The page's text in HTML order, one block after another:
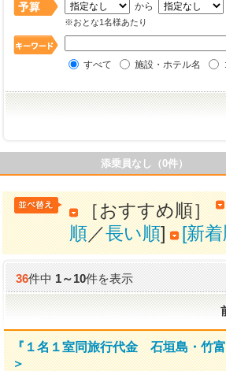
から
※おとな1名様あたり
すべて 施設・ホテル名
添乗員なし（0件）
［おすすめ順］
順／長い順] [新
36件中1～10件を表示
『１名１室同旅行代金 石垣島・竹
＞